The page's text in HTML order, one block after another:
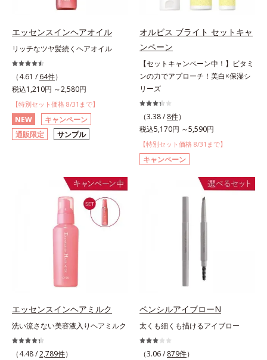
エッセンスインヘアオイル
リッチなツヤ髪続くヘアオイル
（4.61 / 64件）
税込1,210円 ～2,580円
【特別セット価格 8/31まで】
NEW
キャンペーン
通販限定
サンプル
オルビス ブライト セットキャ
ンペーン
【セットキャンペーン中！】ビタミ
ンの力でアプローチ！美白×保湿シ
リーズ
（3.38 / 8件）
税込5,170円 ～5,590円
【特別セット価格 8/31まで】
キャンペーン
エッセンスインヘアミルク
洗い流さない美容液入りヘアミルク
（4.48 /2,789件）
ペンシルアイブローN
太くも細くも描けるアイブロー
（3.06 / 879件）